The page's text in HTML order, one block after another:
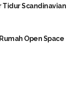
Tidur Scandinavian
Open Space